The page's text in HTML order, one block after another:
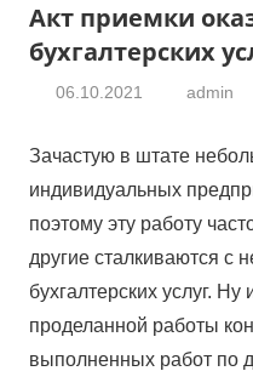
Акт приемки
бухгалтерских
06.10.2021 admin
Зачастую в штате
индивидуальных
поэтому эту работу
другие сталкиваются с
бухгалтерских услуг.
проделанной работы
выполненных работ по